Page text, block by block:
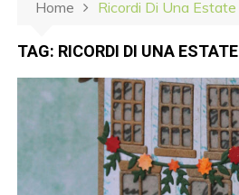
Home Ricordi Di Una Estate
TAG: RICORDI DI UNA ESTATE